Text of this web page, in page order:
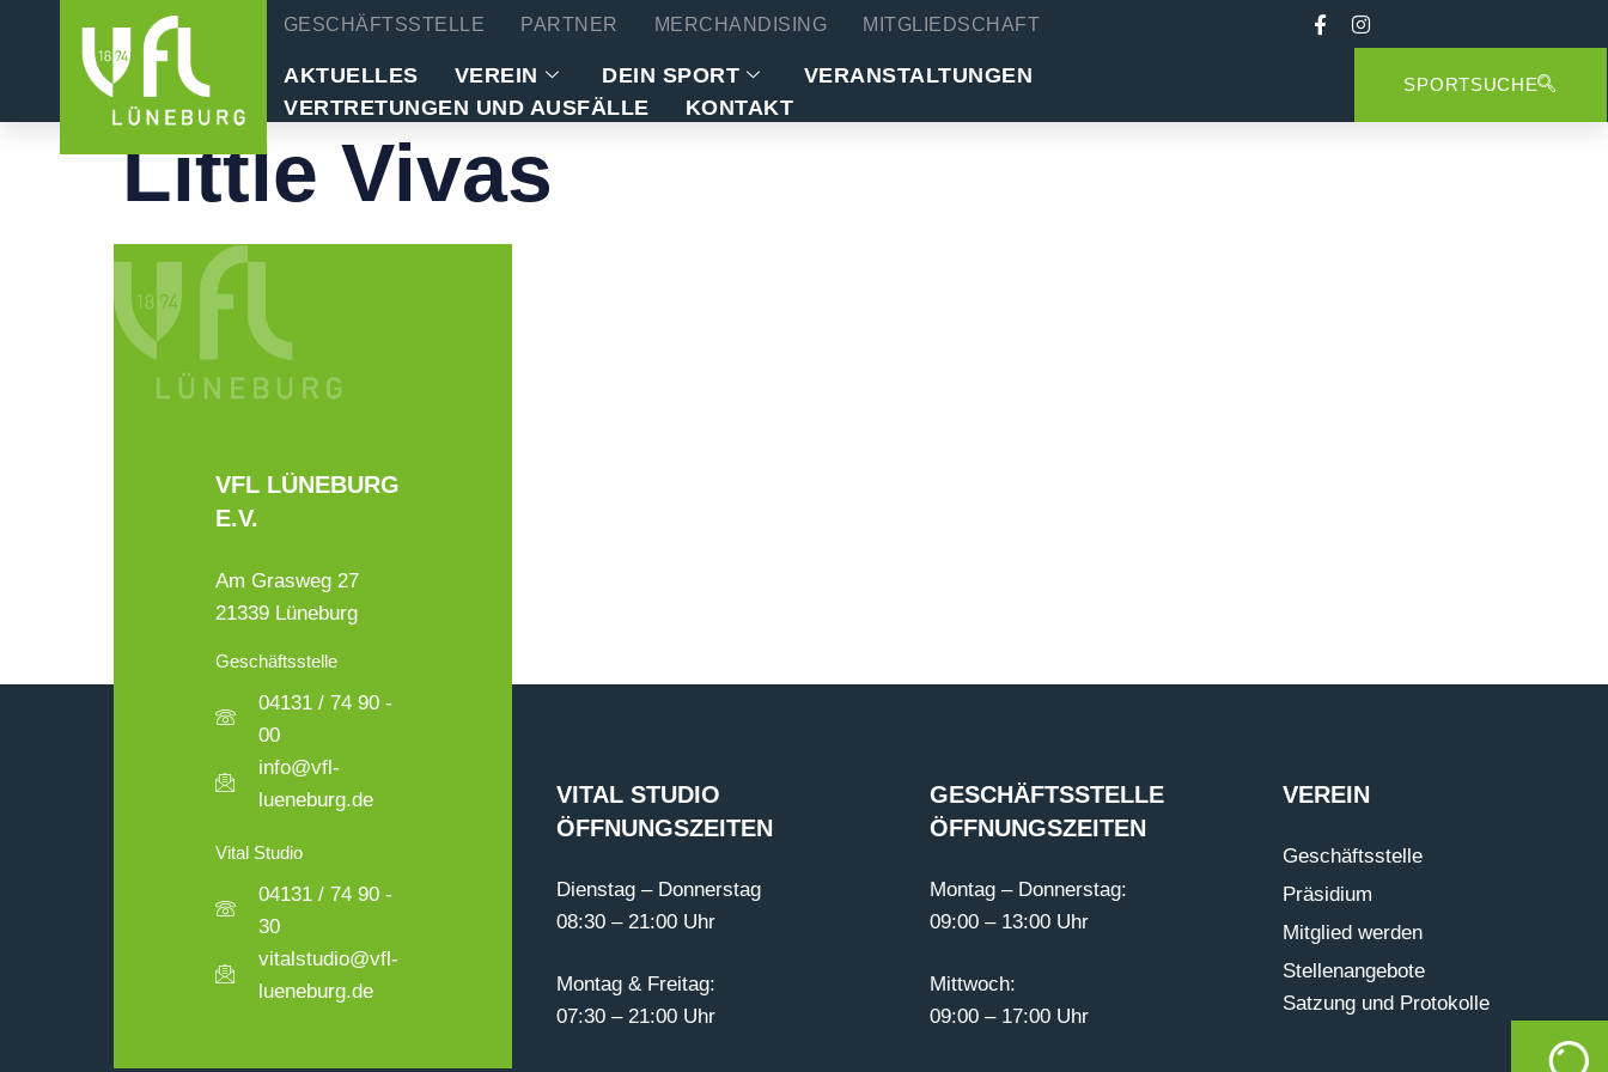
GESCHÄFTSSTELLE PARTNER MERCHANDISING MITGLIEDSCHAFT
AKTUELLES VEREIN DEIN SPORT
VERANSTALTUNGEN
VERTRETUNGEN UND AUSFÄLLE
KONTAKT
SPORTSUCHE
Little Vivas
VFL LÜNEBURG
E.V.
Am Grasweg 27
21339 Lüneburg
Geschäftsstelle
04131 / 74 90 -
00
info@vfl-
lueneburg.de
Vital Studio
04131 / 74 90 -
30
vitalstudio@vfl-
lueneburg.de
VITAL STUDIO
ÖFFNUNGSZEITEN
Dienstag – Donnerstag
08:30 – 21:00 Uhr
Montag & Freitag:
07:30 – 21:00 Uhr
GESCHÄFTSSTELLE
ÖFFNUNGSZEITEN
Montag – Donnerstag:
09:00 – 13:00 Uhr
Mittwoch:
09:00 – 17:00 Uhr
VEREIN
Geschäftsstelle
Präsidium
Mitglied werden
Stellenangebote
Satzung und Protokolle